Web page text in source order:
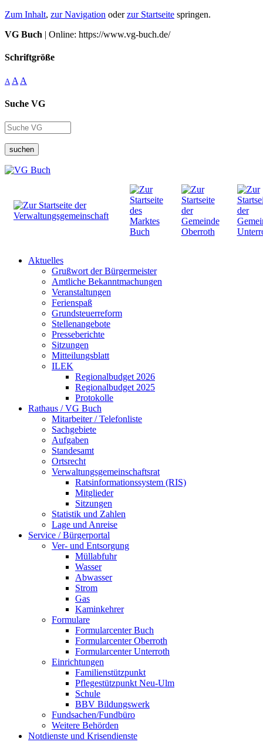
Zum Inhalt, zur Navigation oderzur Startseite springen.
VG Buch | Online: https://www.vg-buch.de/
Schriftgröße
A A A
Suche VG
suchen
Aktuelles
Grußwort der Bürgermeister
Amtliche Bekanntmachungen
Veranstaltungen
Ferienspaß
Grundsteuerreform
Stellenangebote
Presseberichte
Sitzungen
Mitteilungsblatt
ILEK
Regionalbudget 2026
Regionalbudget 2025
Protokolle
Rathaus / VG Buch
Mitarbeiter / Telefonliste
Sachgebiete
Aufgaben
Standesamt
Ortsrecht
Verwaltungsgemeinschaftsrat
Ratsinformationssystem (RIS)
Mitglieder
Sitzungen
Statistik und Zahlen
Lage und Anreise
Service / Bürgerportal
Ver- und Entsorgung
Müllabfuhr
Wasser
Abwasser
Strom
Gas
Kaminkehrer
Formulare
Formularcenter Buch
Formularcenter Oberroth
Formularcenter Unterroth
Einrichtungen
Familienstützpunkt
Pflegestützpunkt Neu-Ulm
Schule
BBV Bildungswerk
Fundsachen/Fundbüro
Weitere Behörden
Notdienste und Krisendienste